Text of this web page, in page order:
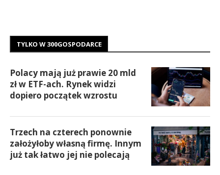
TYLKO W 300GOSPODARCE
Polacy mają już prawie 20 mld
zł w ETF-ach. Rynek widzi
dopiero początek wzrostu
Trzech na czterech ponownie
założyłoby własną firmę. Innym
już tak łatwo jej nie polecają